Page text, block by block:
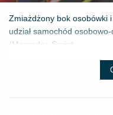
Zmiażdżony bok osobówki
udział samochód
(Mercedes Sprint...